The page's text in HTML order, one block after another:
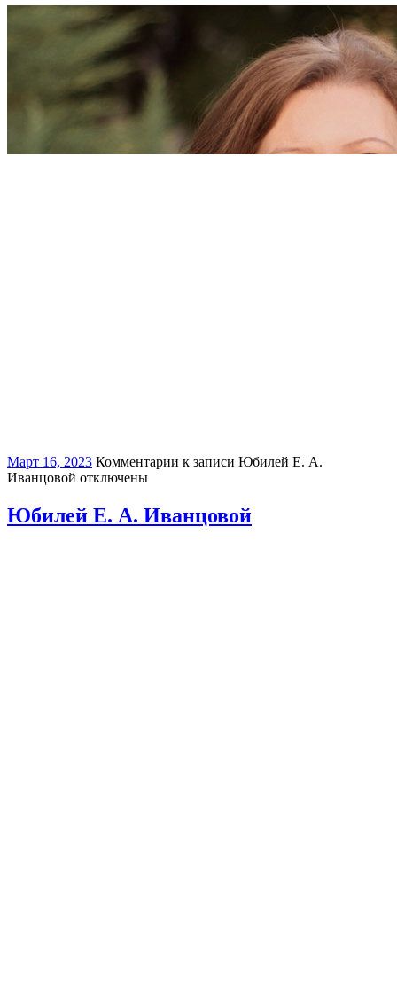
Март 16, 2023 Комментарии к записи Юбилей Е. А.
Иванцовой отключены
Юбилей Е. А. Иванцовой